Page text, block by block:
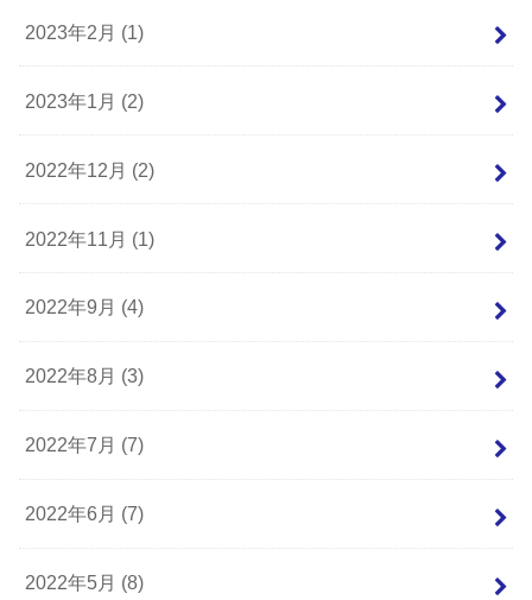
2023年2月 (1)
2023年1月 (2)
2022年12月 (2)
2022年11月 (1)
2022年9月 (4)
2022年8月 (3)
2022年7月 (7)
2022年6月 (7)
2022年5月 (8)